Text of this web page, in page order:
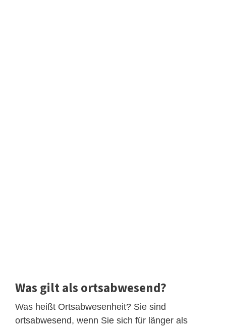
Was gilt als ortsabwesend?
Was heißt Ortsabwesenheit? Sie sind
ortsabwesend, wenn Sie sich für länger als